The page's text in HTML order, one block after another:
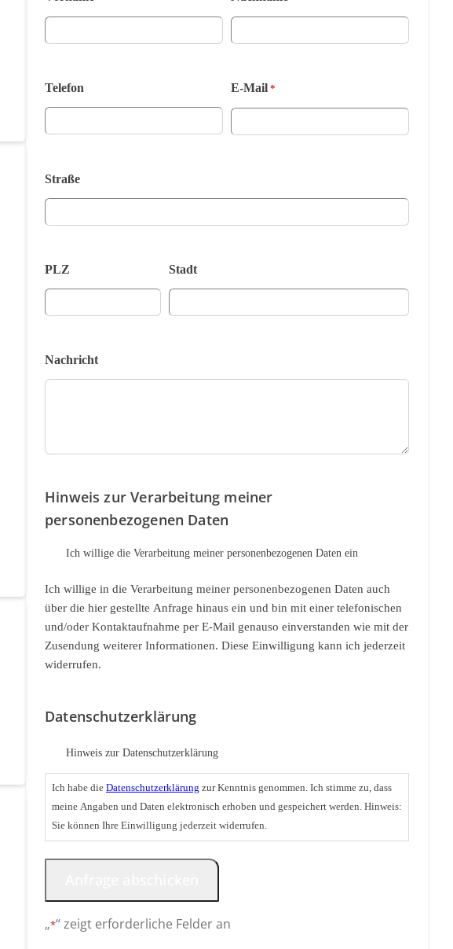
„*“ zeigt erforderliche Felder an
Telefon E-Mail *
Straße
PLZ Stadt
Nachricht
Hinweis zur Verarbeitung meiner
personenbezogenen Daten
Ich willige die Verarbeitung meiner personenbezogenen Daten ein
Ich willige in die Verarbeitung meiner personenbezogenen Daten auch
über die hier gestellte Anfrage hinaus ein und bin mit einer telefonischen
und/oder Kontaktaufnahme per E-Mail genauso einverstanden wie mit der
Zusendung weiterer Informationen. Diese Einwilligung kann ich jederzeit
widerrufen.
Datenschutzerklärung
Hinweis zur Datenschutzerklärung
Ich habe die Datenschutzerklärung zur Kenntnis genommen. Ich stimme zu, dass
meine Angaben und Daten elektronisch erhoben und gespeichert werden. Hinweis:
Sie können Ihre Einwilligung jederzeit widerrufen.
Alternative: